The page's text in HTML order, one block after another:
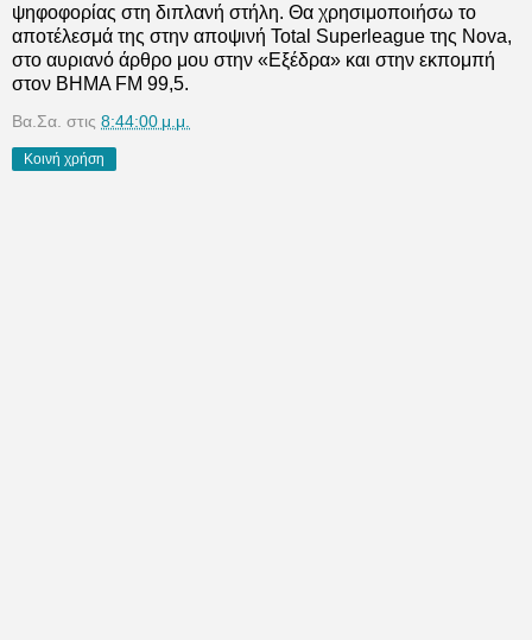
ψηφοφορίας στη διπλανή στήλη. Θα χρησιμοποιήσω το
αποτέλεσμά της στην αποψινή Total Superleague της Nova,
στο αυριανό άρθρο μου στην «Εξέδρα» και στην εκπομπή
στον ΒΗΜΑ FM 99,5.
Βα.Σα. στις 8:44:00 μ.μ.
Κοινή χρήση